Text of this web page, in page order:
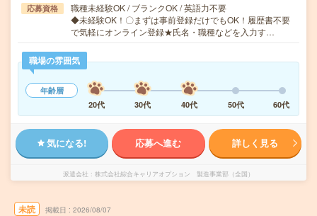
応募資格
職種未経験OK / ブランクOK / 英語力不要
◆未経験OK！〇まずは事前登録だけでもOK！履歴書不要
で気軽にオンライン登録★氏名・職種などを入力す…
職場の雰囲気
年齢層
20代
30代 40代 50代 60代
気になる! 応募へ進む 詳しく見る
派遣会社 株式会社綜合キャリアオプション 製造事業部（全国）
未読 掲載日 2026/08/07